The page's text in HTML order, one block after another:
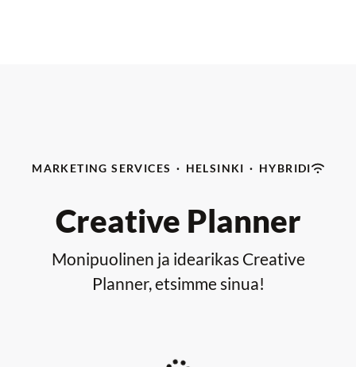
MARKETING SERVICES · HELSINKI · HYBRIDI
Creative Planner
Monipuolinen ja idearikas Creative
Planner, etsimme sinua!